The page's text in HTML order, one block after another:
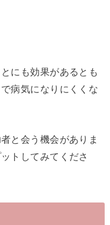
にも効果があるとも
病気になりにくくな
と会う機会がありま
トしてみてくださ